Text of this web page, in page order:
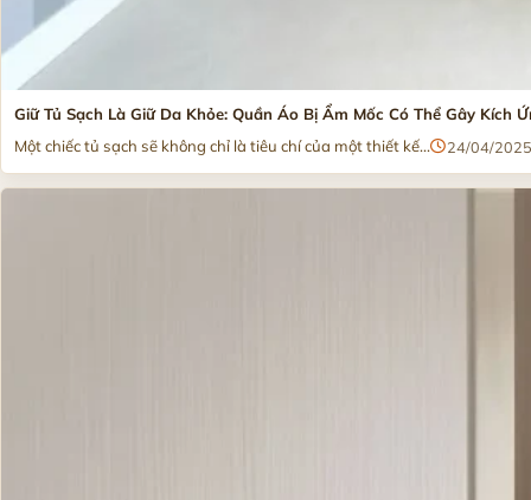
Giữ Tủ Sạch Là Giữ Da Khỏe: Quần Áo Bị Ẩm Mốc Có Thể Gây Kích
Một chiếc tủ sạch sẽ không chỉ là tiêu chí của một thiết kế...
24/04/